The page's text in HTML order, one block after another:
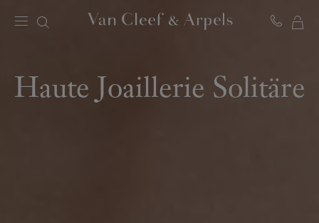
Homepage
Haute Joaillerie Solitäre